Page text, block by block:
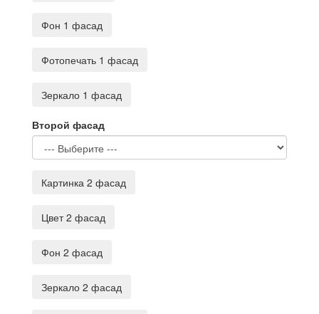
Фон 1 фасад
Фотопечать 1 фасад
Зеркало 1 фасад
Второй фасад
Картинка 2 фасад
Цвет 2 фасад
Фон 2 фасад
Зеркало 2 фасад